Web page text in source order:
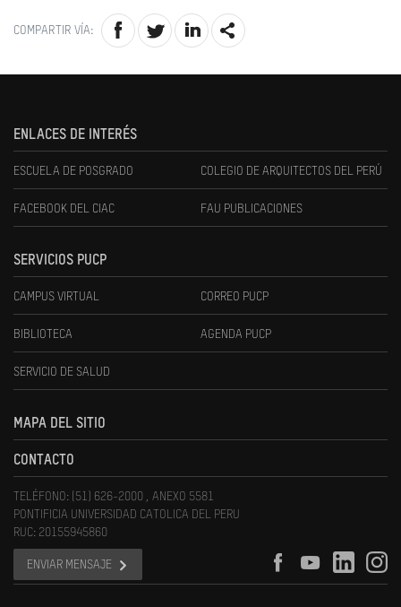
COMPARTIR VÍA:
ENLACES DE INTERÉS
ESCUELA DE POSGRADO COLEGIO DE ARQUITECTOS DEL PERÚ
FACEBOOK DEL CIAC FAU PUBLICACIONES
SERVICIOS PUCP
CAMPUS VIRTUAL CORREO PUCP
BIBLIOTECA AGENDA PUCP
SERVICIO DE SALUD
MAPA DEL SITIO
CONTACTO
TELÉFONO: (51) 626-2000 , ANEXO 5581
PONTIFICIA UNIVERSIDAD CATOLICA DEL PERU
RUC: 20155945860
ENVIAR MENSAJE